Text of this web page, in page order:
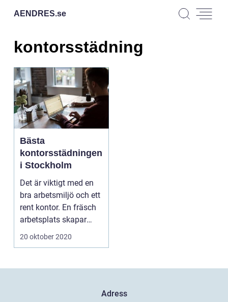
AENDRES.se
kontorsstädning
Bästa
kontorsstädningen
i Stockholm
Det är viktigt med en
bra arbetsmiljö och ett
rent kontor. En fräsch
arbetsplats skapar
trivsel och ...
20 oktober 2020
Adress